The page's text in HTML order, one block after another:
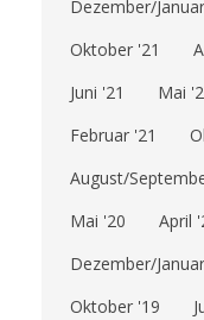
Dezember/
Oktober '21
Juni '21
Mai
Februar '21
August/
Mai '20
April
Dezember/
Oktober '19